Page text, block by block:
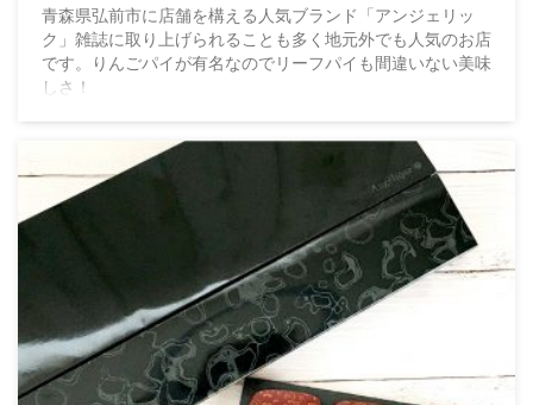
青森県弘前市に店舗を構える人気ブランド「アンジェリッ
ク」雑誌に取り上げられることも多く地元外でも人気のお店
です。りんごパイが有名なのでリーフパイも間違いない美味
しさ！